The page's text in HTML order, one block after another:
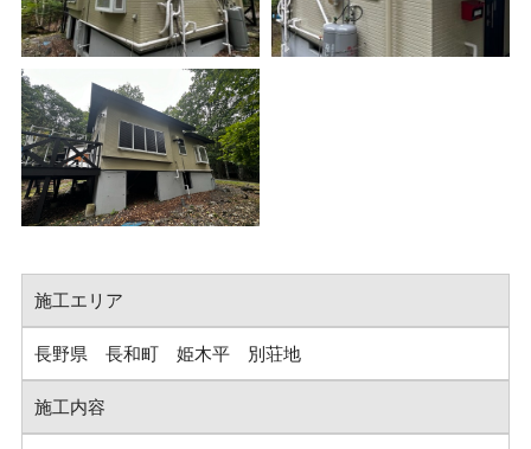
施工エリア
長野県 長和町 姫木平 別荘地
施工内容